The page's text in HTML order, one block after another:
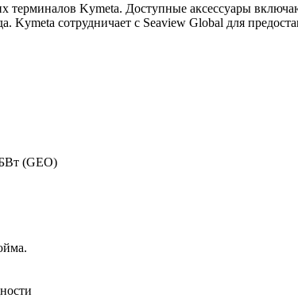
терминалов Kymeta. Доступные аксессуары
Kymeta сотрудничает с Seaview Global для
(GEO)